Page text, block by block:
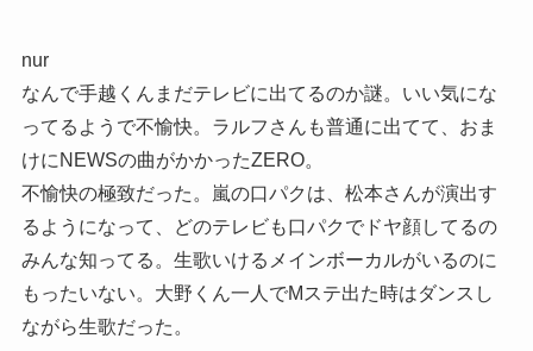
nur
なんで手越くんまだテレビに出てるのか謎。いい気にな
ってるようで不愉快。ラルフさんも普通に出てて、おま
けにNEWSの曲がかかったZERO。
不愉快の極致だった。嵐の口パクは、松本さんが演出す
るようになって、どのテレビも口パクでドヤ顔してるの
みんな知ってる。生歌いけるメインボーカルがいるのに
もったいない。大野くん一人でMステ出た時はダンスし
ながら生歌だった。